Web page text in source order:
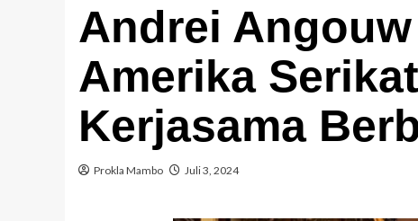
Andrei
Amerika
Kerjasama
Prokla Mambo Juli 3, 2024